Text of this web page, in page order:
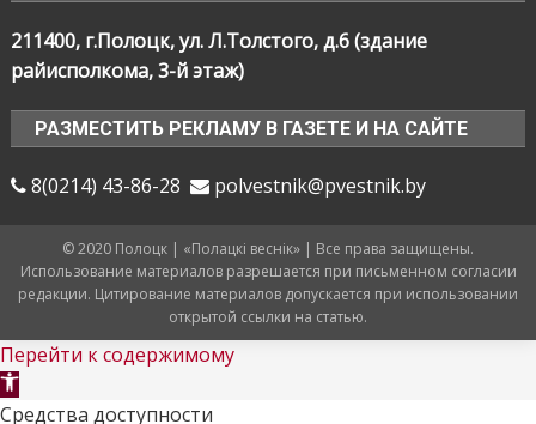
211400, г.Полоцк, ул. Л.Толстого, д.6 (здание
райисполкома, 3-й этаж)
РАЗМЕСТИТЬ РЕКЛАМУ В ГАЗЕТЕ И НА САЙТЕ
8(0214) 43-86-28 polvestnik@pvestnik.by
© 2020 Полоцк | «Полацкі веснік» | Все права защищены.
Использование материалов разрешается при письменном согласии
редакции. Цитирование материалов допускается при использовании
открытой ссылки на статью.
Перейти к содержимому
Открыть
панель
Средства доступности